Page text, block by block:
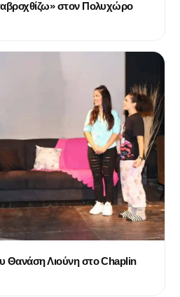
στον Πολυχώρο
Θανάση Λιούνη στο Chaplin